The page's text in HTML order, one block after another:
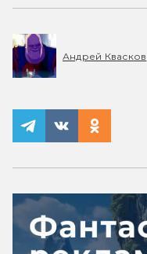
Андрей Квасков